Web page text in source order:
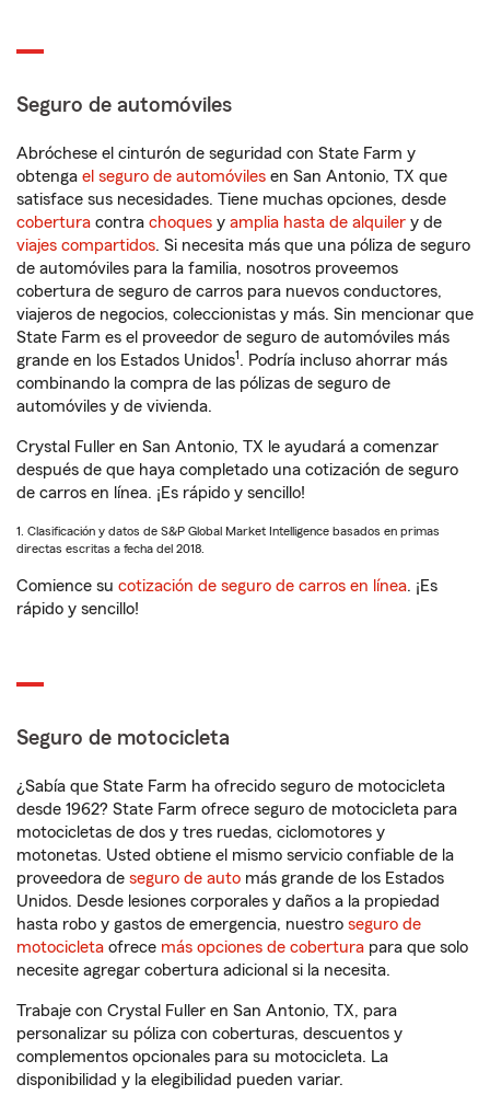
Seguro de automóviles
Abróchese el cinturón de seguridad con State Farm y
obtenga el seguro de automóviles en San Antonio, TX que
satisface sus necesidades. Tiene muchas opciones, desde
cobertura contra choques y amplia hasta de alquiler y de
viajes compartidos. Si necesita más que una póliza de seguro
de automóviles para la familia, nosotros proveemos
cobertura de seguro de carros para nuevos conductores,
viajeros de negocios, coleccionistas y más. Sin mencionar que
State Farm es el proveedor de seguro de automóviles más
grande en los Estados Unidos1. Podría incluso ahorrar más
combinando la compra de las pólizas de seguro de
automóviles y de vivienda.
Crystal Fuller en San Antonio, TX le ayudará a comenzar
después de que haya completado una cotización de seguro
de carros en línea. ¡Es rápido y sencillo!
1. Clasificación y datos de S&P Global Market Intelligence basados en primas
directas escritas a fecha del 2018.
Comience su cotización de seguro de carros en línea. ¡Es
rápido y sencillo!
Seguro de motocicleta
¿Sabía que State Farm ha ofrecido seguro de motocicleta
desde 1962? State Farm ofrece seguro de motocicleta para
motocicletas de dos y tres ruedas, ciclomotores y
motonetas. Usted obtiene el mismo servicio confiable de la
proveedora de seguro de auto más grande de los Estados
Unidos. Desde lesiones corporales y daños a la propiedad
hasta robo y gastos de emergencia, nuestro seguro de
motocicleta ofrece más opciones de cobertura para que solo
necesite agregar cobertura adicional si la necesita.
Trabaje con Crystal Fuller en San Antonio, TX, para
personalizar su póliza con coberturas, descuentos y
complementos opcionales para su motocicleta. La
disponibilidad y la elegibilidad pueden variar.